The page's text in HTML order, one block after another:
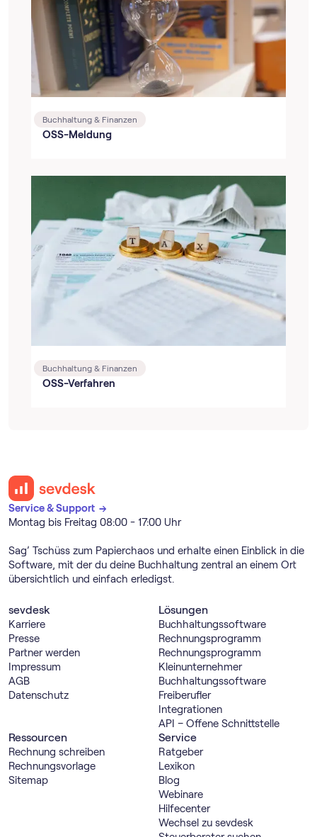
Buchhaltung & Finanzen
OSS-Meldung
Buchhaltung & Finanzen
OSS-Verfahren
Service & Support →
Montag bis Freitag 08:00 - 17:00 Uhr
Sag’ Tschüss zum Papierchaos und erhalte einen Einblick in die
Software, mit der du deine Buchhaltung zentral an einem Ort
übersichtlich und einfach erledigst.
sevdesk
Karriere
Presse
Partner werden
Impressum
AGB
Datenschutz
Lösungen
Buch­haltungs­software
Rechnungs­programm
Rechnungs­programm
Kleinunternehmer
Buch­haltungs­software
Freiberufler
Integrationen
API – Offene Schnittstelle
Ressourcen
Rechnung schreiben
Rechnungsvorlage
Sitemap
Service
Ratgeber
Lexikon
Blog
Webinare
Hilfecenter
Wechsel zu sevdesk